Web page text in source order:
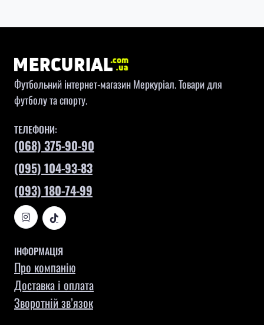
Футбольний інтернет-магазин Меркуріал. Товари для
футболу та спорту.
ТЕЛЕФОНИ:
(068) 375-90-90
(095) 104-93-83
(093) 180-74-99
ІНФОРМАЦІЯ
Про компанію
Доставка і оплата
Зворотній зв’язок